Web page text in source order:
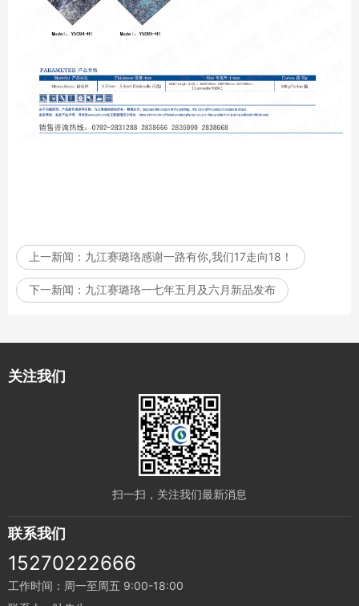
上一新闻： 九江赛璐珞感谢一路有你,我们17走向18！
下一新闻： 九江赛璐珞一七年五月及六月新品发布
关注我们
扫一扫，关注我们最新消息
联系我们
15270222666
工作时间：周一至周五 9:00-18:00